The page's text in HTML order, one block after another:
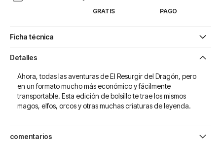
GRATIS PAGO
Ficha técnica
Detalles
Ahora, todas las aventuras de El Resurgir del Dragón, pero
en un formato mucho más económico y fácilmente
transportable. Esta edición de bolsillo te trae los mismos
magos, elfos, orcos y otras muchas criaturas de leyenda.
comentarios